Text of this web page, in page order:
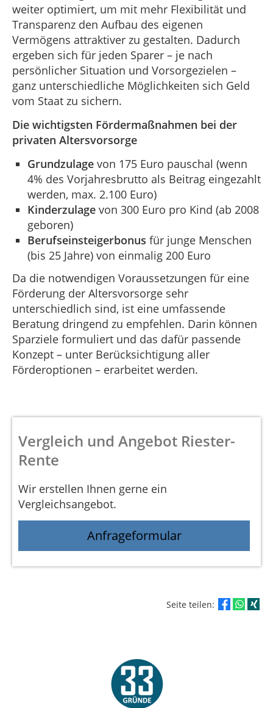
weiter optimiert, um mit mehr Flexibilität und
Transparenz den Aufbau des eigenen
Vermögens attraktiver zu gestalten. Dadurch
ergeben sich für jeden Sparer – je nach
persönlicher Situation und Vorsorgezielen –
ganz unterschiedliche Möglichkeiten sich Geld
vom Staat zu sichern.
Die wichtigsten Fördermaßnahmen bei der
privaten Altersvorsorge
Grundzulage von 175 Euro pauschal (wenn
4% des Vorjahresbrutto als Beitrag eingezahlt
werden, max. 2.100 Euro)
Kinderzulage von 300 Euro pro Kind (ab 2008
geboren)
Berufseinsteigerbonus für junge Menschen
(bis 25 Jahre) von einmalig 200 Euro
Da die notwendigen Voraussetzungen für eine
Förderung der Altersvorsorge sehr
unterschiedlich sind, ist eine umfassende
Beratung dringend zu empfehlen. Darin können
Sparziele formuliert und das dafür passende
Konzept – unter Berücksichtigung aller
Förderoptionen – erarbeitet werden.
Vergleich und Angebot Riester-
Rente
Wir erstellen Ihnen gerne ein
Vergleichsangebot.
Anfrageformular
Seite teilen: